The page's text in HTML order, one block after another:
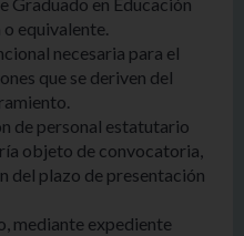
equivalente.
necesaria para el
que se deriven del
de personal estatutario
objeto de convocatoria,
del plazo de presentación
mediante expediente